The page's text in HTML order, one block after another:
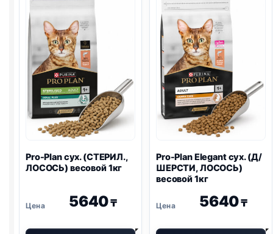
Pro-Planсух. (СТЕРИЛ.,
ЛОСОСЬ) весовой 1кг
5640₸
Pro-PlanElegant сух. (Д/
ШЕРСТИ, ЛОСОСЬ)
весовой 1кг
5640₸